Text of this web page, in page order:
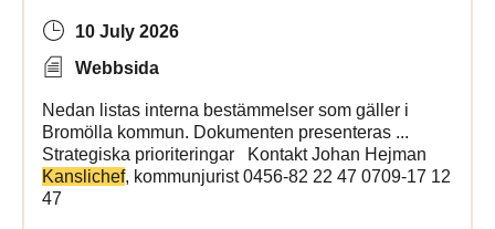
10 July 2026
Webbsida
Nedan listas interna bestämmelser som gäller i
Bromölla kommun. Dokumenten presenteras ...
Strategiska prioriteringar Kontakt Johan Hejman
Kanslichef, kommunjurist 0456-82 22 47 0709-17 12
47